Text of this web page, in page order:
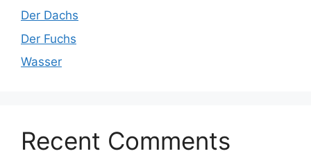
Der Dachs
Der Fuchs
Wasser
Recent Comments